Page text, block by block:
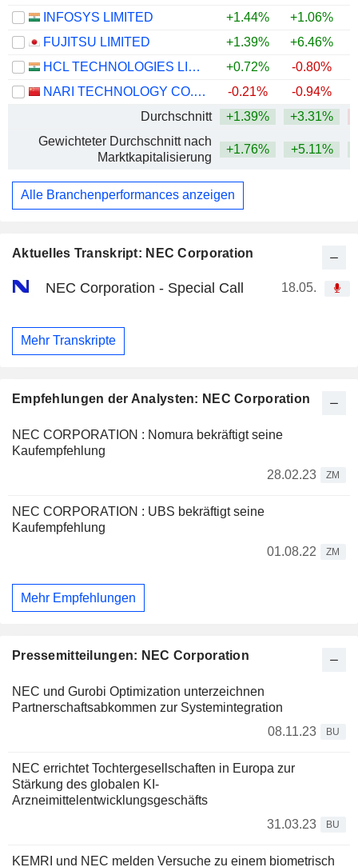
Aktuelles Transkript: NEC Corporation
NEC Corporation - Special Call 18.05.
Mehr Transkripte
Empfehlungen der Analysten: NEC Corporation
NEC CORPORATION : Nomura bekräftigt seine
Kaufempfehlung
28.02.23
ZM
NEC CORPORATION : UBS bekräftigt seine
Kaufempfehlung
01.08.22
ZM
Mehr Empfehlungen
Pressemitteilungen: NEC Corporation
NEC und Gurobi Optimization unterzeichnen
Partnerschaftsabkommen zur Systemintegration
08.11.23
BU
NEC errichtet Tochtergesellschaften in Europa zur
Stärkung des globalen KI-
Arzneimittelentwicklungsgeschäfts
31.03.23
BU
KEMRI und NEC melden Versuche zu einem biometrisch
INFOSYS LIMITED
+1.44% +1.06%
FUJITSU LIMITED
+1.39% +6.46%
HCL TECHNOLOGIES LIMITED
+0.72% -0.80%
NARI TECHNOLOGY CO., LTD.
-0.21% -0.94%
Durchschnitt
+1.39% +3.31%
Gewichteter Durchschnitt nach
Marktkapitalisierung
+1.76% +5.11%
Alle Branchenperformances anzeigen